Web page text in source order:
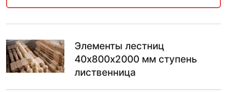
Элементы лестниц
40х800х2000 мм ступень
лиственница